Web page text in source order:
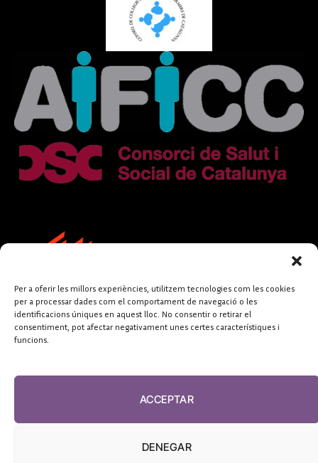
Per a oferir les millors experiències, utilitzem tecnologies com les cookies
per a processar dades com el comportament de navegació o les
identificacions úniques en aquest lloc. No consentir o retirar el
consentiment, pot afectar negativament unes certes característiques i
funcions.
ACCEPTAR
DENEGAR
FUNDACIÓ